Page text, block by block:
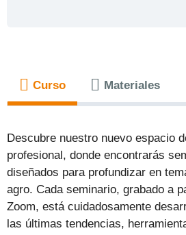
Curso Materiales
Descubre nuestro nuevo espacio
profesional, donde encontrarás
diseñados para profundizar en
agro. Cada seminario, grabado a
Zoom, está cuidadosamente
las últimas tendencias,